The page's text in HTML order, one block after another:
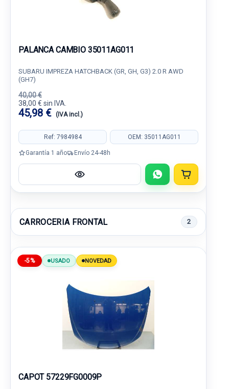
PALANCA CAMBIO 35011AG011
SUBARU IMPREZA HATCHBACK (GR, GH, G3) 2.0 R AWD
(GH7)
40,00 €
38,00 € sin IVA.
45,98 € (IVA incl.)
Ref: 7984984 OEM: 35011AG011
Garantía 1 año Envío 24-48h
CARROCERIA FRONTAL 2
-5% USADO NOVEDAD
CAPOT 57229FG0009P